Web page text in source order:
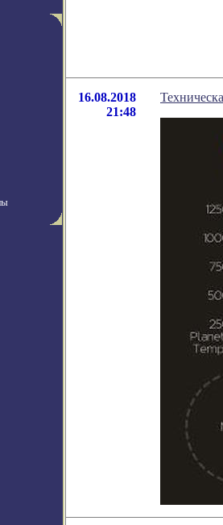
16.08.2018
21:48